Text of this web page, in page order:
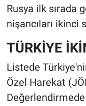
Rusya ilk sırada
nişancıları ikinci
TÜRKİYE
Listede
Özel Harekat
Değerlendirmede